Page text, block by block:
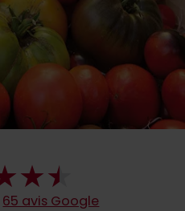
65 avis Google